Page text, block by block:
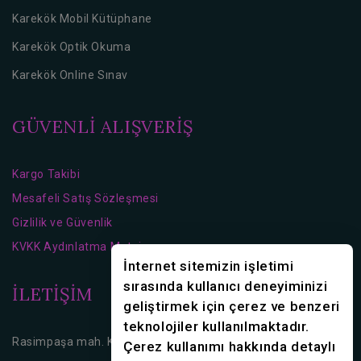
Karekök Mobil Kütüphane
Karekök Optik Okuma
Karekök Online Sınav
GÜVENLİ ALIŞVERİŞ
Kargo Takibi
Mesafeli Satış Sözleşmesi
Gizlilik ve Güvenlik
KVKK Aydınlatma Metni
İLETİŞİM
Rasimpaşa mah. Karakolhane Cd. No:16 Kadıköy/İstanbul
İnternet sitemizin işletimi
sırasında kullanıcı deneyiminizi
geliştirmek için çerez ve benzeri
teknolojiler kullanılmaktadır.
Çerez kullanımı hakkında detaylı